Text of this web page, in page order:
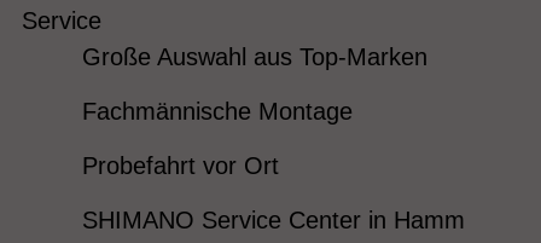
Service
Große Auswahl aus Top-Marken
Fachmännische Montage
Probefahrt vor Ort
SHIMANO Service Center in Hamm